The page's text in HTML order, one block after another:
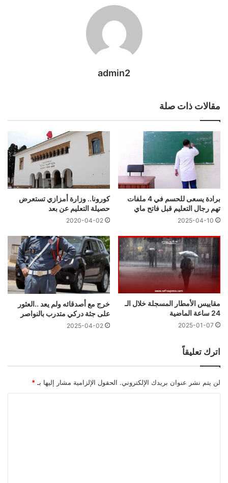
admin2
مقالات ذات صلة
برادة يسعى للحسم في 4 ملفات
تهم رجال التعليم قبل فاتح ماي
2025-04-10
كورونا.. وزارة أمزازي تستعرض
حصيلة التعليم عن بعد
2020-04-02
مقاييس الأمطار المسجلة خلال الـ
24 ساعة الماضية
2025-01-07
خرج مع أصدقائه ولم يعد ..العثور
على جثة دركي متدرب بالنواصر
2025-04-02
اترك تعليقاً
لن يتم نشر عنوان بريدك الإلكتروني. الحقول الإلزامية مشار إليها بـ *